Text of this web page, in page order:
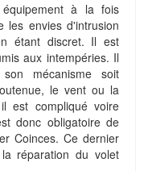
à la fois
les envies d'intrusion
étant discret. Il est
aux intempéries. Il
mécanisme soit
le vent ou la
est compliqué voire
donc obligatoire de
Coinces. Ce dernier
réparation du volet